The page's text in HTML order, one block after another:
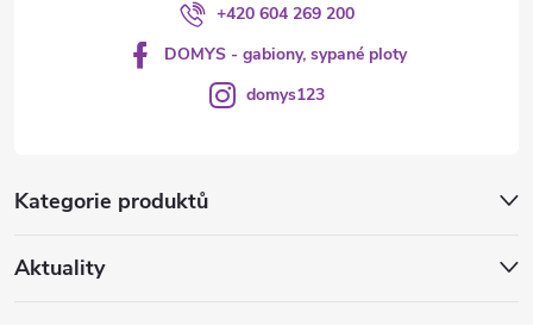
Kategorie produktů
Aktuality
+420 604 269 200
DOMYS - gabiony, sypané ploty
domys123